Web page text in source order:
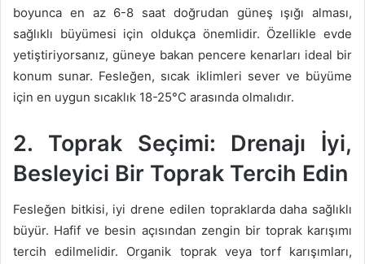
boyunca en az 6-8 saat doğrudan güneş ışığı alması,
sağlıklı büyümesi için oldukça önemlidir. Özellikle evde
yetiştiriyorsanız, güneye bakan pencere kenarları ideal bir
konum sunar. Fesleğen, sıcak iklimleri sever ve büyüme
için en uygun sıcaklık 18-25°C arasında olmalıdır.
2. Toprak Seçimi: Drenajı İyi,
Besleyici Bir Toprak Tercih Edin
Fesleğen bitkisi, iyi drene edilen topraklarda daha sağlıklı
büyür. Hafif ve besin açısından zengin bir toprak karışımı
tercih edilmelidir. Organik toprak veya torf karışımları,